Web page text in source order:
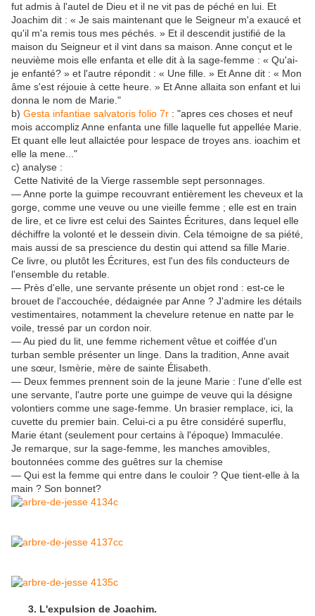
fut admis à l'autel de Dieu et il ne vit pas de péché en lui. Et
Joachim dit : « Je sais maintenant que le Seigneur m'a exaucé et
qu'il m'a remis tous mes péchés. » Et il descendit justifié de la
maison du Seigneur et il vint dans sa maison. Anne conçut et le
neuvième mois elle enfanta et elle dit à la sage-femme : « Qu'ai-
je enfanté? » et l'autre répondit : « Une fille. » Et Anne dit : « Mon
âme s'est réjouie à cette heure. » Et Anne allaita son enfant et lui
donna le nom de Marie."
b) Gesta infantiae salvatoris folio 7r : "apres ces choses et neuf
mois accompliz Anne enfanta une fille laquelle fut appellée Marie.
Et quant elle leut allaictée pour lespace de troyes ans. ioachim et
elle la mene..."
c) analyse :
Cette Nativité de la Vierge rassemble sept personnages.
— Anne porte la guimpe recouvrant entièrement les cheveux et la
gorge, comme une veuve ou une vieille femme ; elle est en train
de lire, et ce livre est celui des Saintes Écritures, dans lequel elle
déchiffre la volonté et le dessein divin. Cela témoigne de sa piété,
mais aussi de sa prescience du destin qui attend sa fille Marie.
Ce livre, ou plutôt les Écritures, est l'un des fils conducteurs de
l'ensemble du retable.
— Près d'elle, une servante présente un objet rond : est-ce le
brouet de l'accouchée, dédaignée par Anne ? J'admire les détails
vestimentaires, notamment la chevelure retenue en natte par le
voile, tressé par un cordon noir.
— Au pied du lit, une femme richement vêtue et coiffée d'un
turban semble présenter un linge. Dans la tradition, Anne avait
une sœur, Ismèrie, mère de sainte Élisabeth.
— Deux femmes prennent soin de la jeune Marie : l'une d'elle est
une servante, l'autre porte une guimpe de veuve qui la désigne
volontiers comme une sage-femme. Un brasier remplace, ici, la
cuvette du premier bain. Celui-ci a pu être considéré superflu,
Marie étant (seulement pour certains à l'époque) Immaculée.
Je remarque, sur la sage-femme, les manches amovibles,
boutonnées comme des guêtres sur la chemise
— Qui est la femme qui entre dans le couloir ? Que tient-elle à la
main ? Son bonnet?
3. L'expulsion de Joachim.